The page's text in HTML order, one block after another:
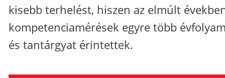
kisebb terhelést, hiszen az elmúlt
kompetenciamérések egyre több
és tantárgyat érintettek.